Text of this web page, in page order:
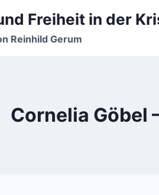
Freiheit in der
Reinhild Gerum
Cornelia Göbel